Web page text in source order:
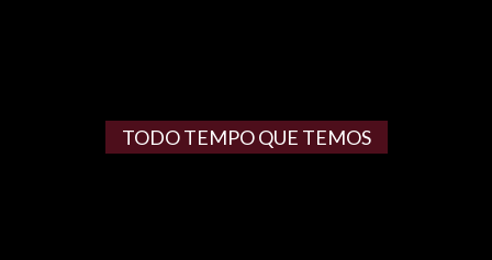
TODO TEMPO QUE TEMOS